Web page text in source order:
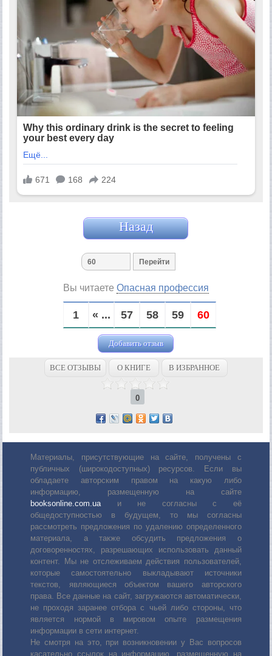
Назад
Вы читаете Опасная профессия
1 « ... 57 58 59 60
Добавить отзыв
ВСЕ ОТЗЫВЫ О КНИГЕ В ИЗБРАННОЕ
0
Материалы, присутствующие на сайте, получены с
публичных (широкодоступных) ресурсов. Если вы
обладаете авторским правом на какую либо
информацию, размещенную на сайте
booksonline.com.uaи не согласны с её
общедоступностью в будущем, то мы согласны
рассмотреть предложения по удалению определенного
материала, а также обсудить предложения о
договоренностях, разрешающих использовать данный
контент. Мы не отслеживаем действия пользователей,
которые самостоятельно выкладывают источники
текстов, являющиеся объектом вашего авторского
права. Все данные на сайт, загружаются автоматически,
не проходя заранее отбора с чьей либо стороны, что
является нормой в мировом опыте размещения
информации в сети интернет.
Не смотря на это, при возникновении у Вас вопросов
касательно ссылок на информацию, размещенную на